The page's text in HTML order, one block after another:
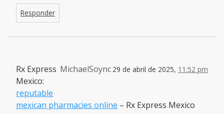
Responder
MichaelSoync 29 de abril de 2025, 11:52 pm
Rx Express
Mexico:
reputable
mexican pharmacies online – Rx Express Mexico